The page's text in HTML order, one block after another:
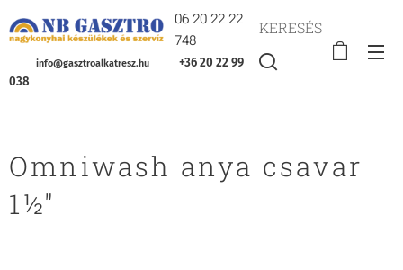
06 20 22 22
748
info@gasztroalkatresz.hu
+36 20 22 99
038
KERESÉS
Omniwash anya csavar
1½"